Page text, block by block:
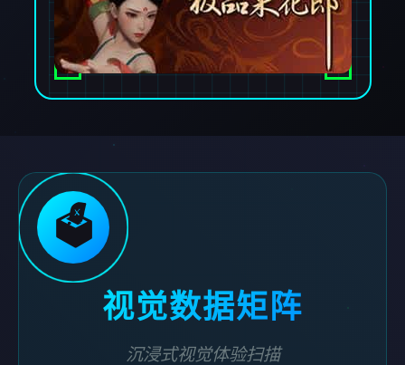
🗳️
视觉数据矩阵
沉浸式视觉体验扫描